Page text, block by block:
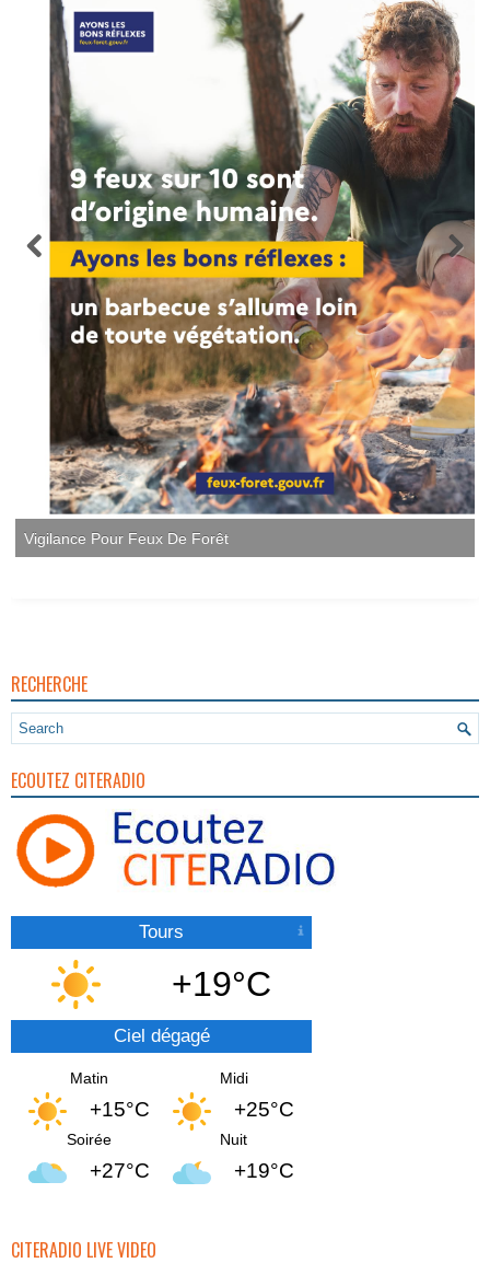
Vigilance Pour Feux De Forêt
RECHERCHE
ECOUTEZ CITERADIO
Tours
+19°C
Ciel dégagé
Matin
+15°C
Midi
+25°C
Soirée
+27°C
Nuit
+19°C
CITERADIO LIVE VIDEO